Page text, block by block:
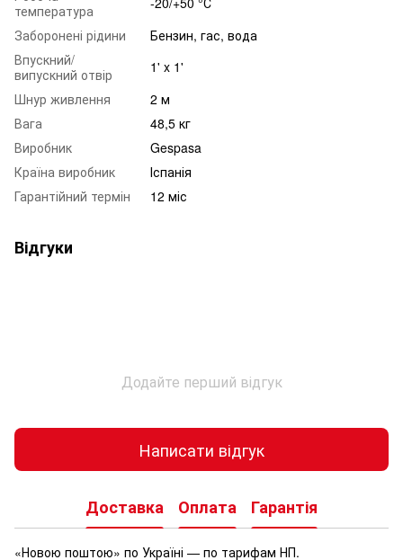
температура
Заборонені рідини
Бензин, гас, вода
Впускний/
випускний отвір
1' x 1'
Шнур живлення
2 м
Вага
48,5 кг
Виробник
Gespasa
Країна виробник
Іспанія
Гарантійний термін
12 міс
Відгуки
Додайте перший відгук
Написати відгук
Доставка Оплата Гарантія
«Новою поштою» по Україні — по тарифам НП.